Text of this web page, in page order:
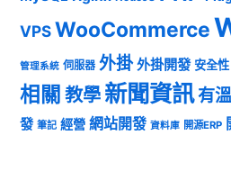
VPSWooCommerce
管理系統 伺服器 外掛 外掛開發 安全性
相關 教學 新聞資訊有
發 筆記 經營 網站開發 資料庫 開源ERP